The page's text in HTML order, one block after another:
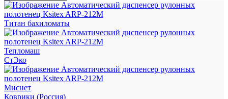
Титан бахиломаты
Тепломаш
СтЭко
Миснет
Коврики (Россия)